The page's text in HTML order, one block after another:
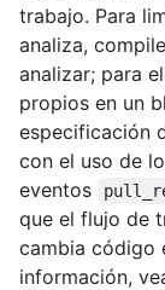
trabajo. Para
analiza,
analizar; para
propios en un
especificación
con el uso de
eventos
que el flujo de
cambia código
información,